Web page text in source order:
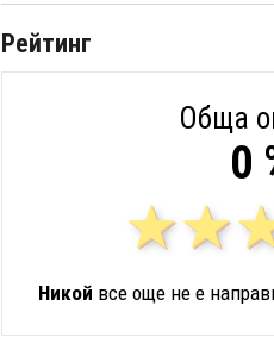
Рейтинг
Обща
0
Никой все още не е